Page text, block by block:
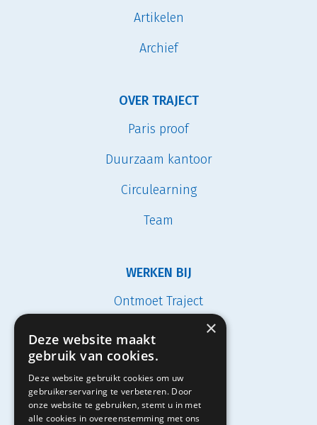
Artikelen
Archief
OVER TRAJECT
Paris proof
Duurzaam kantoor
Circulearning
Team
WERKEN BIJ
Ontmoet Traject
Vacatures
Studenten
Solliciteren
×
Deze website maakt
gebruik van cookies.
Deze website gebruikt cookies om uw
gebruikerservaring te verbeteren. Door
onze website te gebruiken, stemt u in met
alle cookies in overeenstemming met ons